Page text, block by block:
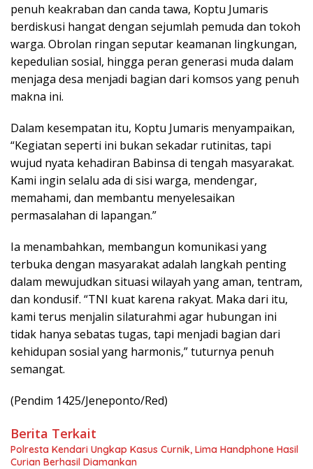
penuh keakraban dan canda tawa, Koptu Jumaris
berdiskusi hangat dengan sejumlah pemuda dan tokoh
warga. Obrolan ringan seputar keamanan lingkungan,
kepedulian sosial, hingga peran generasi muda dalam
menjaga desa menjadi bagian dari komsos yang penuh
makna ini.
Dalam kesempatan itu, Koptu Jumaris menyampaikan,
“Kegiatan seperti ini bukan sekadar rutinitas, tapi
wujud nyata kehadiran Babinsa di tengah masyarakat.
Kami ingin selalu ada di sisi warga, mendengar,
memahami, dan membantu menyelesaikan
permasalahan di lapangan.”
Ia menambahkan, membangun komunikasi yang
terbuka dengan masyarakat adalah langkah penting
dalam mewujudkan situasi wilayah yang aman, tentram,
dan kondusif. “TNI kuat karena rakyat. Maka dari itu,
kami terus menjalin silaturahmi agar hubungan ini
tidak hanya sebatas tugas, tapi menjadi bagian dari
kehidupan sosial yang harmonis,” tuturnya penuh
semangat.
(Pendim 1425/Jeneponto/Red)
Berita Terkait
Polresta Kendari Ungkap Kasus Curnik, Lima Handphone Hasil
Curian Berhasil Diamankan